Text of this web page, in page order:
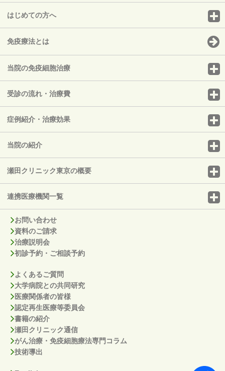
はじめての方へ
免疫療法とは
当院の免疫細胞治療
受診の流れ・治療費
症例紹介・治療効果
当院の紹介
瀬田クリニック東京の概要
連携医療機関一覧
お問い合わせ
資料のご請求
治療説明会
初診予約・ご相談予約
よくあるご質問
大学病院との共同研究
医療関係者の皆様
認定再生医療等委員会
書籍の紹介
瀬田クリニック通信
がん治療・免疫細胞療法専門コラム
技術導出